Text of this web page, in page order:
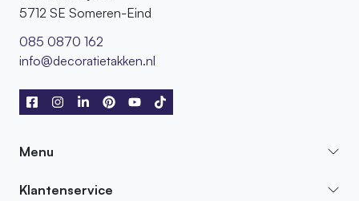
5712 SE Someren-Eind
085 0870 162
info@decoratietakken.nl
Menu
Klantenservice